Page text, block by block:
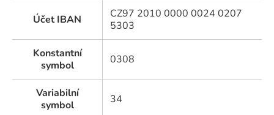
Účet IBAN
CZ97 2010 0000 0024 0207
5303
Konstantní
symbol
0308
Variabilní
symbol
34